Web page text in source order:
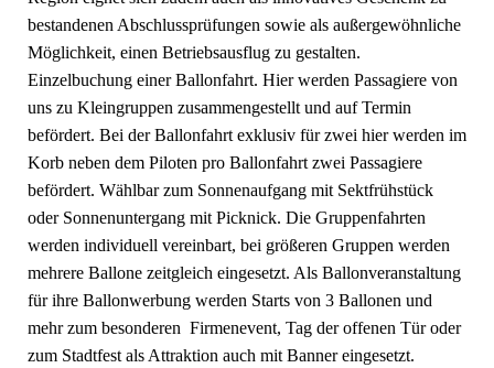
bestandenen Abschlussprüfungen sowie als außergewöhnliche
Möglichkeit, einen Betriebsausflug zu gestalten.
Einzelbuchung einer Ballonfahrt. Hier werden Passagiere von
uns zu Kleingruppen zusammengestellt und auf Termin
befördert. Bei der Ballonfahrt exklusiv für zwei hier werden im
Korb neben dem Piloten pro Ballonfahrt zwei Passagiere
befördert. Wählbar zum Sonnenaufgang mit Sektfrühstück
oder Sonnenuntergang mit Picknick. Die Gruppenfahrten
werden individuell vereinbart, bei größeren Gruppen werden
mehrere Ballone zeitgleich eingesetzt. Als Ballonveranstaltung
für ihre Ballonwerbung werden Starts von 3 Ballonen und
mehr zum besonderen Firmenevent, Tag der offenen Tür oder
zum Stadtfest als Attraktion auch mit Banner eingesetzt.